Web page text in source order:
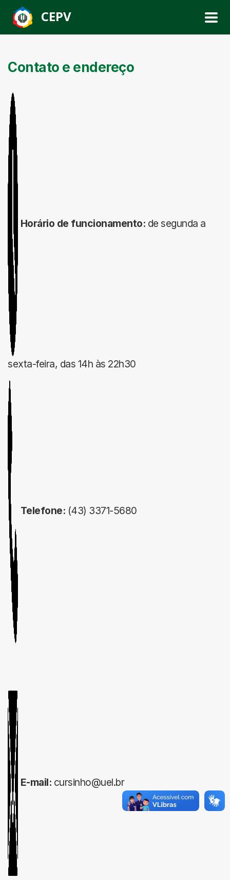
CEPV
Contato e endereço
Horário de funcionamento: de segunda a
sexta-feira, das 14h às 22h30
Telefone: (43) 3371-5680
E-mail: cursinho@uel.br